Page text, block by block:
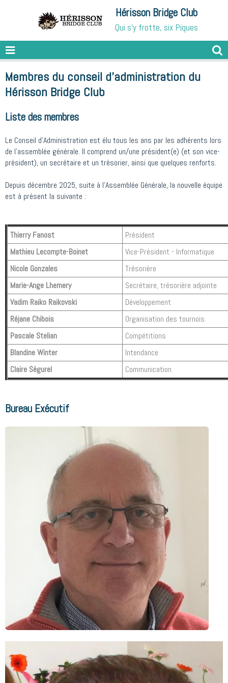
Hérisson Bridge Club
Qui s'y frotte, six Piques
Membres du conseil d'administration du
Hérisson Bridge Club
Liste des membres
Le Conseil d'Administration est élu tous les ans par les adhérents lors
de l'assemblée générale. Il comprend un/une président(e) (et son vice-
président), un secrétaire et un trésorier, ainsi que quelques renforts.
Depuis décembre 2025, suite à l'Assemblée Générale, la nouvelle équipe
est à présent la suivante :
Thierry Fanost
Président
Mathieu Lecompte-Boinet
Vice-Président - Informatique
Nicole Gonzales
Trésorière
Marie-Ange Lhemery
Secrétaire, trésorière adjointe
Vadim Raiko Raikovski
Développement
Réjane Chibois
Organisation des tournois
Pascale Stelian
Compétitions
Blandine Winter
Intendance
Claire Ségurel
Communication
Bureau Exécutif